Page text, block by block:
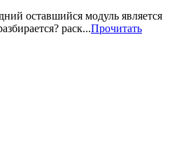
оставшийся модуль является
раск...Прочитать